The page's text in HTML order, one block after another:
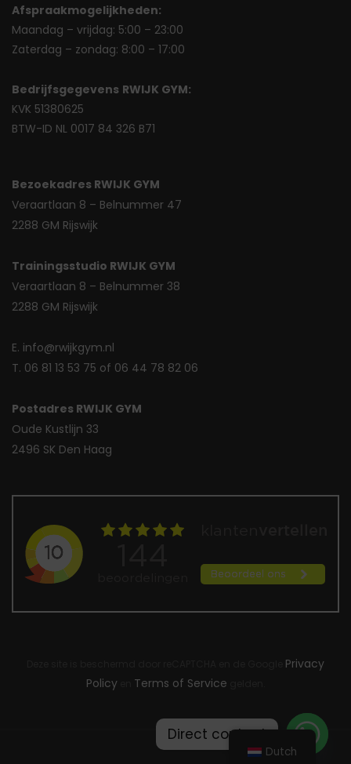
Afspraakmogelijkheden:
Maandag – vrijdag: 5:00 – 23:00
Zaterdag – zondag: 8:00 – 17:00
Bedrijfsgegevens RWIJK GYM:
KVK 51380625
BTW-ID NL 0017 84 326 B71
Bezoekadres RWIJK GYM
Veraartlaan 8 – Belnummer 47
2288 GM Rijswijk
Trainingsstudio RWIJK GYM
Veraartlaan 8 – Belnummer 38
2288 GM Rijswijk
E. info@rwijkgym.nl
T. 06 81 13 53 75 of 06 44 78 82 06
Postadres RWIJK GYM
Oude Kustlijn 33
2496 SK Den Haag
Privacy
Policyen Terms of Service
Dutch
Direct contact